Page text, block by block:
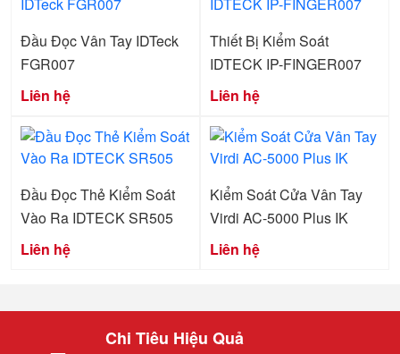
Đầu Đọc Vân Tay IDTeck
FGR007
Liên hệ
Thiết Bị Kiểm Soát
IDTECK IP-FINGER007
Liên hệ
Đầu Đọc Thẻ Kiểm Soát
Vào Ra IDTECK SR505
Liên hệ
Kiểm Soát Cửa Vân Tay
Virdi AC-5000 Plus IK
Liên hệ
Chi Tiêu Hiệu Quả